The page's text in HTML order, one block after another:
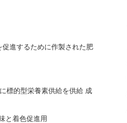
進するために作製された肥
標的型栄養素供給を供給 成
と着色促進用